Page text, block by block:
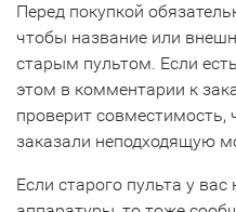
Перед покупкой
чтобы название или
старым пультом. Если
этом в комментарии к
проверит совместимость,
заказали неподходящую
Если старого пульта у